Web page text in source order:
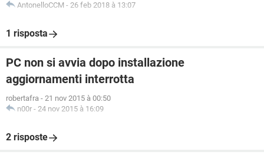
AntonelloCCM - 26 feb 2018 à 13:07
1 risposta
PC non si avvia dopo installazione
aggiornamenti interrotta
robertafra - 21 nov 2015 à 00:50
n00r - 24 nov 2015 à 16:09
2 risposte